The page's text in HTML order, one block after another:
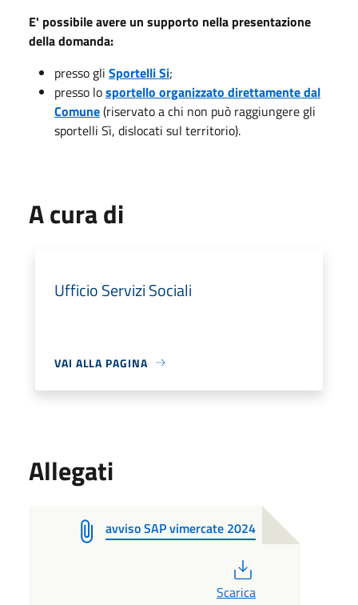
E' possibile avere un supporto nella presentazione
della domanda:
presso gli Sportelli Si;
presso losportello organizzato direttamente dal
Comune(riservato a chi non può raggiungere gli
sportelli Sì, dislocati sul territorio).
A cura di
Ufficio Servizi Sociali
VAI ALLA PAGINA
Allegati
avviso SAP vimercate 2024
Scarica